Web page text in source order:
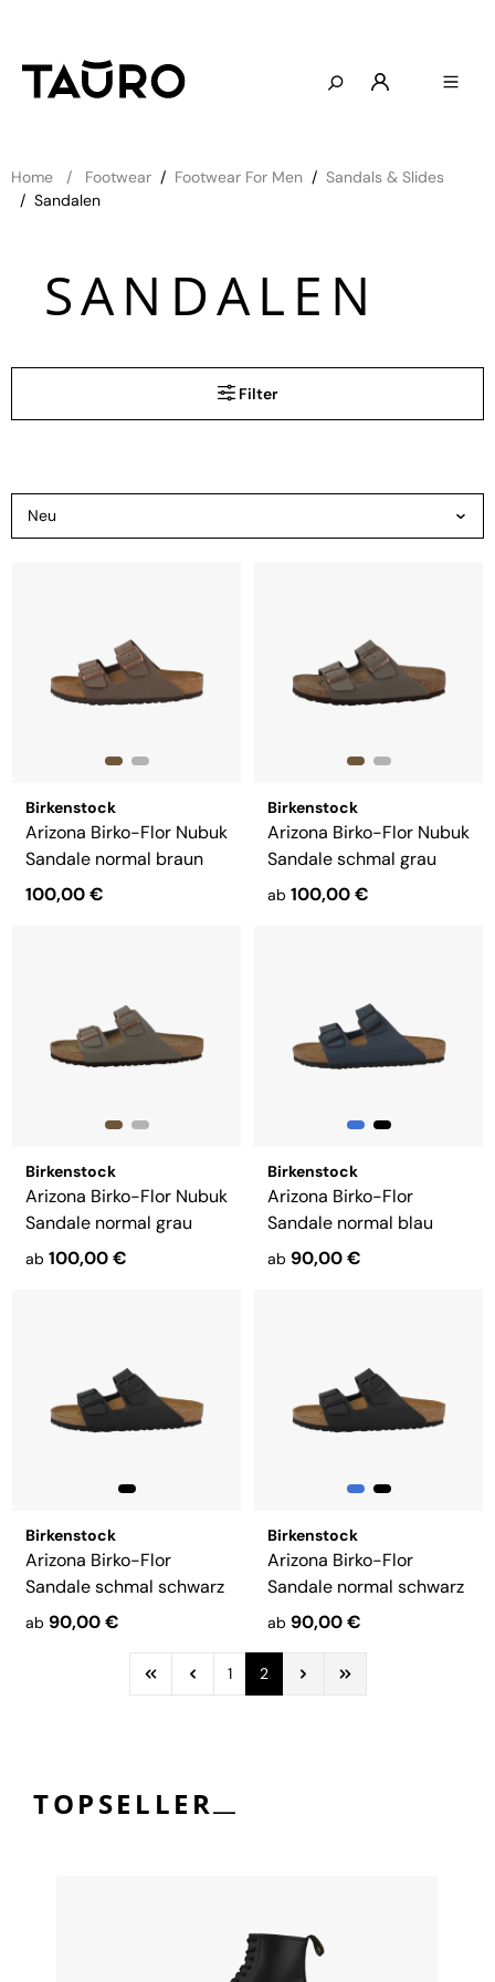
Home Footwear / Footwear For Men / Sandals & Slides
/ Sandalen
SANDALEN
Filter
Birkenstock
Arizona Birko-Flor Nubuk
Sandale normal braun
100,00 €
Birkenstock
Arizona Birko-Flor Nubuk
Sandale schmal grau
ab 100,00 €
Birkenstock
Arizona Birko-Flor Nubuk
Sandale normal grau
ab 100,00 €
Birkenstock
Arizona Birko-Flor
Sandale normal blau
ab 90,00 €
Birkenstock
Arizona Birko-Flor
Sandale schmal schwarz
ab 90,00 €
Birkenstock
Arizona Birko-Flor
Sandale normal schwarz
ab 90,00 €
1 2
TOPSELLER